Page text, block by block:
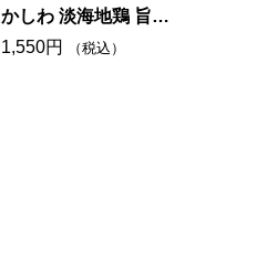
かしわ 淡海地鶏 旨辛
味 300g
1,550円 （税込）